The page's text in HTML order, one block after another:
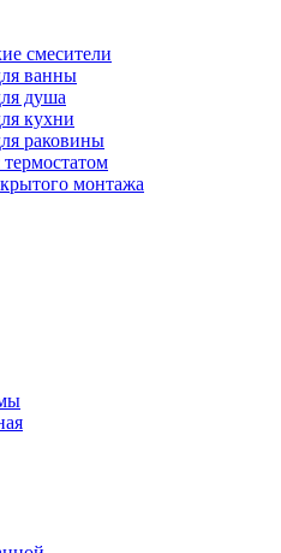
смесители
ванны
душа
кухни
раковины
монтажа